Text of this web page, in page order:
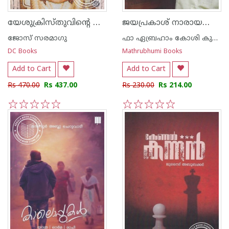
യേശുക്രിസ്തുവിന്റെ സുവിശേഷം
ജോസ് സരമാഗു
DC Books
Add to Cart
Rs 470.00 Rs 437.00
5
4
3
2
1
ജയപ്രകാശ് നാരായന്റെ നിഴലായി ഒരാള്‍
ഫാ ഏബ്രഹാം കോശി കുന്നുംപുറത്ത്
Mathrubhumi Books
Add to Cart
Rs 230.00 Rs 214.00
5
4
3
2
1